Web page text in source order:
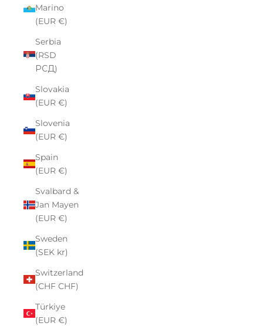
Marino
(EUR €)
Serbia
(RSD
РСД)
Slovakia
(EUR €)
Slovenia
(EUR €)
Spain
(EUR €)
Svalbard &
Jan Mayen
(EUR €)
Sweden
(SEK kr)
Switzerland
(CHF CHF)
Türkiye
(EUR €)